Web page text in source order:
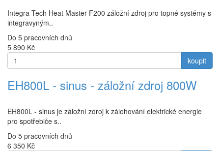
Integra Tech Heat Master F200 záložní zdroj pro topné systémy s
integravyným..
Do 5 pracovních dnů
5 890 Kč
koupit
EH800L - sinus - záložní zdroj 800W
EH800L - sinus je záložní zdroj k zálohování elektrické energie
pro spotřebiče s..
Do 5 pracovních dnů
6 350 Kč